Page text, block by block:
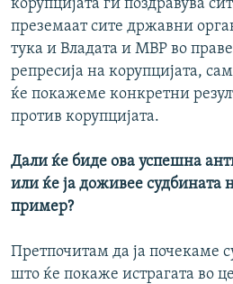
корупцијата ги поздравува
преземаат сите државни
тука и Владата и МВР во
репресија на корупцијата,
ќе покажеме конкретни
против корупцијата.
Дали ќе биде ова успешна
или ќе ја доживее судбината
пример?
Претпочитам да ја почекаме
што ќе покаже истрагата во